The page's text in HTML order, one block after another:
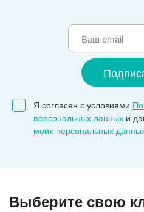
Я согласен с условиями
персональных данных и
моих персональных
Выберите свою